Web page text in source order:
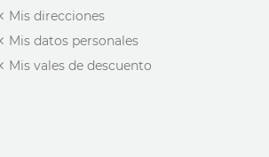
Mis direcciones
Mis datos personales
Mis vales de descuento